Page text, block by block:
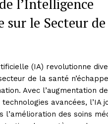
l’Intelligence
le Secteur
(IA) revolutionne
de la santé
Avec l’augmentation
avancées, l’IA
l’amélioration des soins